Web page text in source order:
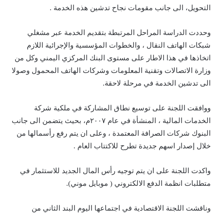
التحويل، الى جانب مقومات نجاح تدشين هذه الخدمة .
وحددت الدراسة المراحل المرتبطة بتقديم الخدمة عبر مشغلي
شبكات الهاتف النقال ، والخطوات المؤسسية والإجرائية اللازم
اتخاذها في هذا الاطار على مستوى البنك المركزي اليمني وكل من
وزارة الاتصالات وتقنية المعلومات وشركات الهاتف المحمول وصولا
الى تدشين الخدمة في مرحلة لاحقة.
ووافقت اللجنة على توسيع نطاق المشاركة في ملكية شركة
الخدمات المالية ، المنشأة في عام ٢٠٠٧م، بحيث يتضمن الى جانب
البنوك شركات الصرافة المعتمدة ، وعلى ان يتم رفع رأسمالها من
خلال إصدار اسهم جديدة تطرح للاكتتاب العام .
واكدت اللجنة على ان يتم توجيه رأس المال الجديد للاستثمار في
متطلبات انظمة الدفع الالكتروني ( موبايل موني).
وناقشت اللجنة الاقتصادية في اجتماعها اليوم البند الثاني من